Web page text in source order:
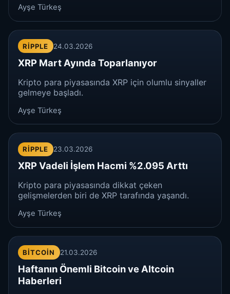
Ayşe Türkeş
RIPPLE 24.03.2026
XRP Mart Ayında Toparlanıyor
Kripto para piyasasında XRP için olumlu sinyaller
gelmeye başladı.
Ayşe Türkeş
RIPPLE 23.03.2026
XRP Vadeli İşlem Hacmi %2.095 Arttı
Kripto para piyasasında dikkat çeken
gelişmelerden biri de XRP tarafında yaşandı.
Ayşe Türkeş
BITCOIN 21.03.2026
Haftanın Önemli Bitcoin ve Altcoin
Haberleri